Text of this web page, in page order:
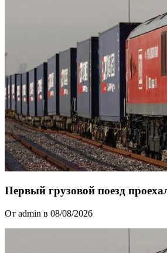
Первый грузовой поезд
От admin в 08/08/2026